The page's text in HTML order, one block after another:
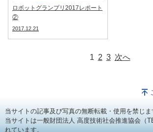
ロボットグランプリ2017レポート
②
2017.12.21
1 2 3 次へ
当サイトの記事及び写真の無断転載・使用を禁じま
当サイトは一般財団法人 高度技術社会推進協会（
れています。